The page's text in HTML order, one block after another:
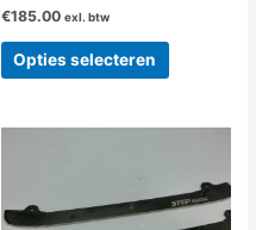
€185.00 exl. btw
Opties selecteren